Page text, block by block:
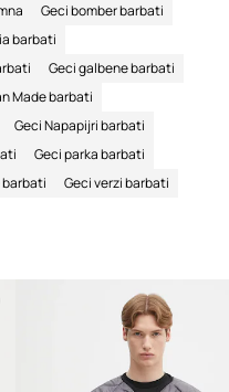
Geci bomber barbati
barbati
Geci galbene barbati
Made barbati
Geci Napapijri barbati
Geci parka barbati
barbati
Geci verzi barbati